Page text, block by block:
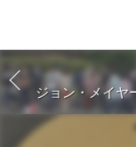
ジョン・メイヤ